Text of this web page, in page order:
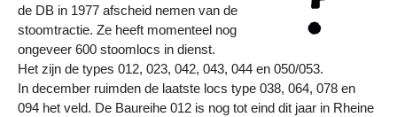
de DB in 1977 afscheid nemen van de
stoomtractie. Ze heeft momenteel nog
ongeveer 600 stoomlocs in dienst.
Het zijn de types 012, 023, 042, 043, 044 en 050/053.
In december ruimden de laatste locs type 038, 064, 078 en
094 het veld. De Baureihe 012 is nog tot eind dit jaar in Rheine